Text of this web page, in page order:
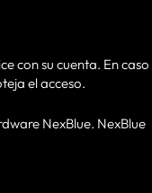
con su cuenta. En caso
el acceso.
NexBlue. NexBlue